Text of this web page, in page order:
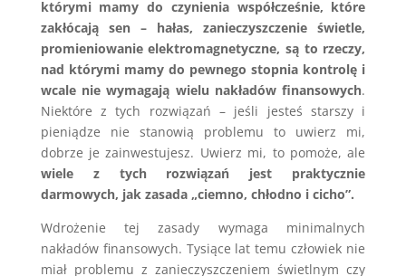
którymi mamy do czynienia współcześnie, które
zakłócają sen – hałas, zanieczyszczenie świetle,
promieniowanie elektromagnetyczne, są to rzeczy,
nad którymi mamy do pewnego stopnia kontrolę i
wcale nie wymagają wielu nakładów finansowych.
Niektóre z tych rozwiązań – jeśli jesteś starszy i
pieniądze nie stanowią problemu to uwierz mi,
dobrze je zainwestujesz. Uwierz mi, to pomoże, ale
wiele z tych rozwiązań jest praktycznie
darmowych, jak zasada „ciemno, chłodno i cicho”.
Wdrożenie tej zasady wymaga minimalnych
nakładów finansowych. Tysiące lat temu człowiek nie
miał problemu z zanieczyszczeniem świetlnym czy